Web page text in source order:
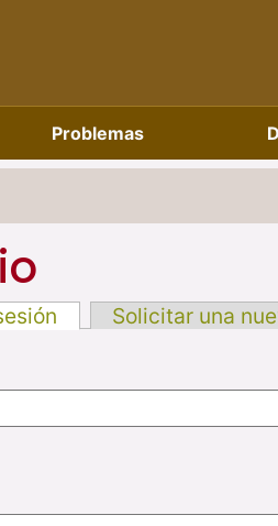
Problemas
Solicitar una